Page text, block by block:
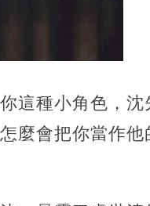
這種小角色，
麼會把你當作